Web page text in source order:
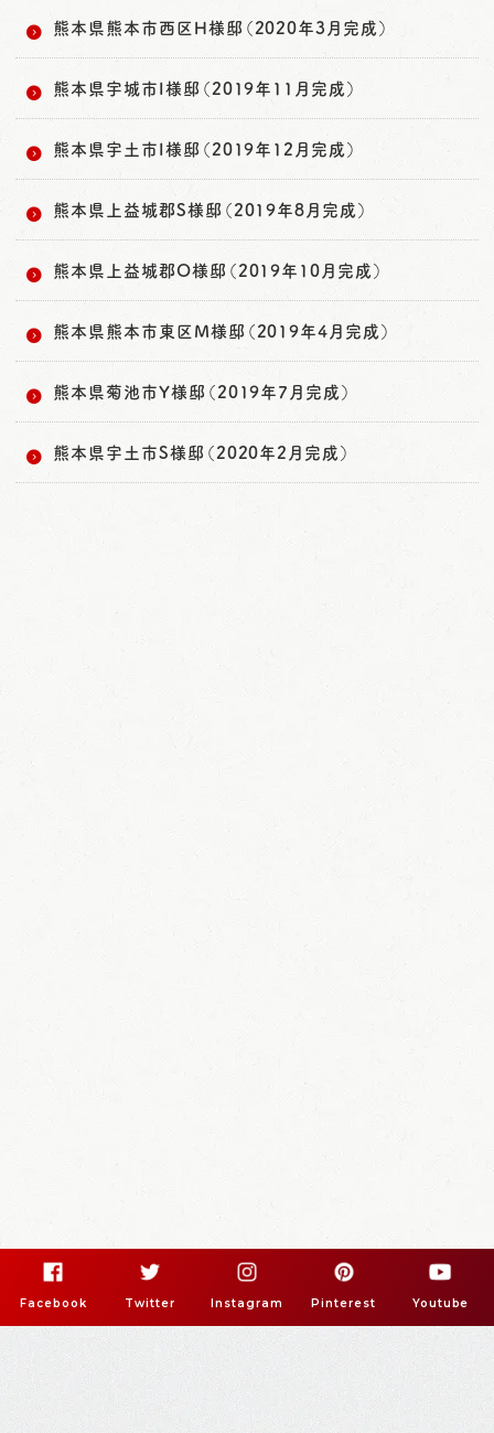
熊本県熊本市西区H様邸（2020年3月完成）
熊本県宇城市I様邸（2019年11月完成）
熊本県宇土市I様邸（2019年12月完成）
熊本県上益城郡S様邸（2019年8月完成）
熊本県上益城郡O様邸（2019年10月完成）
熊本県熊本市東区M様邸（2019年4月完成）
熊本県菊池市Y様邸（2019年7月完成）
熊本県宇土市S様邸（2020年2月完成）
Facebook Twitter Instagram Pinterest Youtube